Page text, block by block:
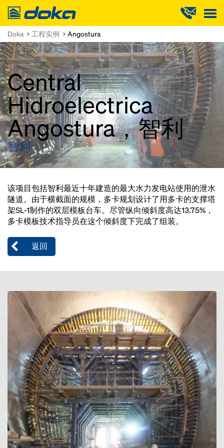
Doka
Doka 工程实例 Angostura
Central
Hidroelectrica
Angostura，智利
智利
该项目包括智利最近十年建造的最大水力发电站使用的泄水
隧道。由于横截面的规模，多卡规划设计了用多卡的支撑塔
架SL-1制作的双层模板台车。尽管纵向倾斜度高达13.75%，
多卡模板技术指导员在这个倾斜度下完成了组装。
返回
Open